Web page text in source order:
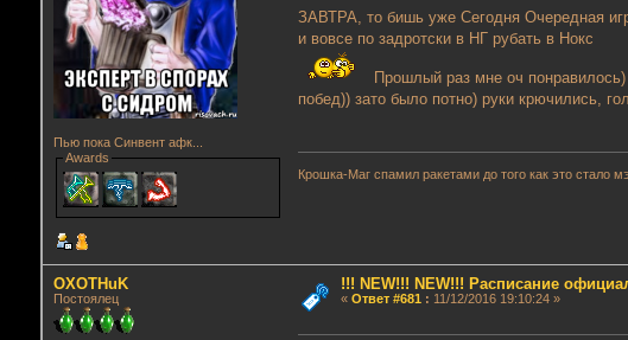
Пью пока Синвент афк...
Awards
ЗАВТРА, то бишь уже Сегодня Очередная
и вовсе по задротски в НГ рубать в Нокс
Прошлый раз мне оч
побед)) зато было потно) руки крючились,
Крошка-Маг спамил ракетами до того как это стало
OXOTHuK
Постоялец
!!! NEW!!! NEW!!! Расписание
« Ответ #681 : 11/12/2016 19:10:24 »